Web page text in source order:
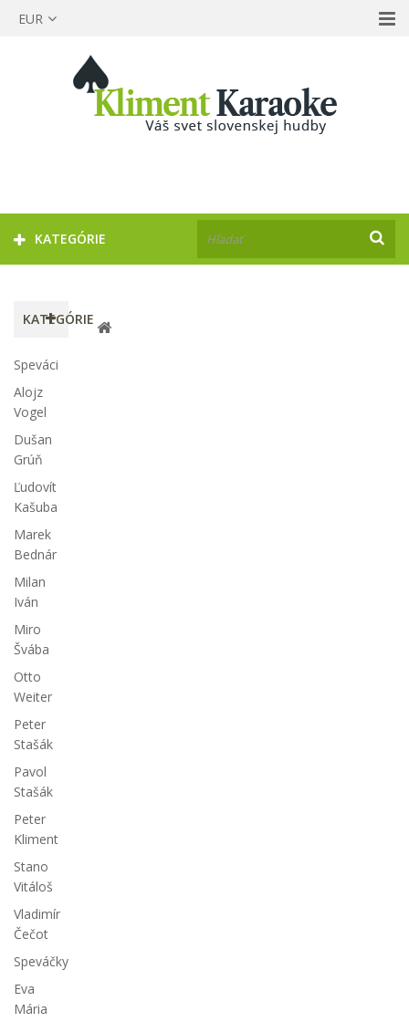
EUR
KATEGÓRIE
KATEGÓRIE
Speváci
Alojz
Vogel
Dušan
Grúň
Ľudovít
Kašuba
Marek
Bednár
Milan
Iván
Miro
Švába
Otto
Weiter
Peter
Stašák
Pavol
Stašák
Peter
Kliment
Stano
Vitáloš
Vladimír
Čečot
Speváčky
Eva
Mária